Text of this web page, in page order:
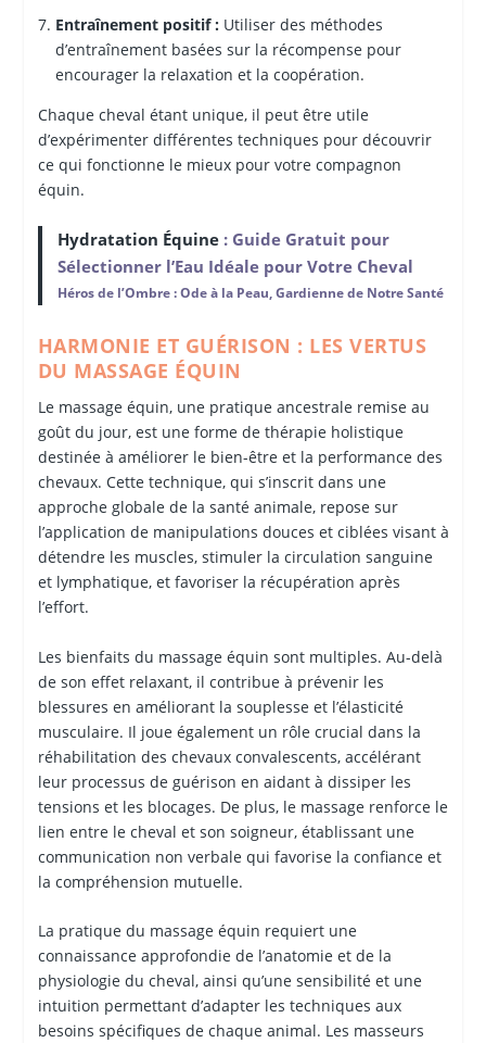
Entraînement positif :Utiliser des méthodes
d’entraînement basées sur la récompense pour
encourager la relaxation et la coopération.
Chaque cheval étant unique, il peut être utile
d’expérimenter différentes techniques pour découvrir
ce qui fonctionne le mieux pour votre compagnon
équin.
Hydratation Équine : Guide Gratuit pour
Sélectionner l’Eau Idéale pour Votre Cheval
Héros de l’Ombre : Ode à la Peau, Gardienne de Notre Santé
HARMONIE ET GUÉRISON : LES VERTUS
DU MASSAGE ÉQUIN
Le massage équin, une pratique ancestrale remise au
goût du jour, est une forme de thérapie holistique
destinée à améliorer le bien-être et la performance des
chevaux. Cette technique, qui s’inscrit dans une
approche globale de la santé animale, repose sur
l’application de manipulations douces et ciblées visant à
détendre les muscles, stimuler la circulation sanguine
et lymphatique, et favoriser la récupération après
l’effort.
Les bienfaits du massage équin sont multiples. Au-delà
de son effet relaxant, il contribue à prévenir les
blessures en améliorant la souplesse et l’élasticité
musculaire. Il joue également un rôle crucial dans la
réhabilitation des chevaux convalescents, accélérant
leur processus de guérison en aidant à dissiper les
tensions et les blocages. De plus, le massage renforce le
lien entre le cheval et son soigneur, établissant une
communication non verbale qui favorise la confiance et
la compréhension mutuelle.
La pratique du massage équin requiert une
connaissance approfondie de l’anatomie et de la
physiologie du cheval, ainsi qu’une sensibilité et une
intuition permettant d’adapter les techniques aux
besoins spécifiques de chaque animal. Les masseurs